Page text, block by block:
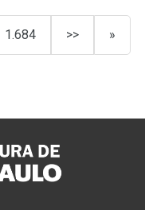
1.684 >> »